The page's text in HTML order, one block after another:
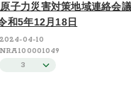
子力災害対策地域連絡会
和5年12月18日
2024-04-10
NRA100001049
3